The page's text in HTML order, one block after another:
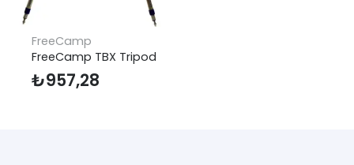
FreeCamp
FreeCamp TBX Tripod
₺957,28